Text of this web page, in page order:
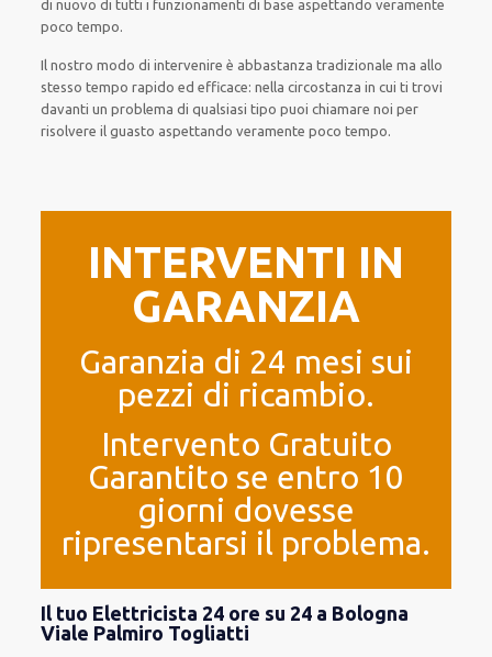
di nuovodi tutti i funzionamenti di base aspettando veramente
poco tempo.
Il nostro modo di intervenire è abbastanza tradizionale ma allo
stesso tempo rapido ed efficace: nella circostanza in cuiti trovi
davantiun problema di qualsiasi tipo puoi chiamare noi per
risolvere ilguasto aspettando veramente poco tempo.
INTERVENTI IN
GARANZIA
Garanzia di 24 mesi sui
pezzi di ricambio.
Intervento Gratuito
Garantito se entro 10
giorni dovesse
ripresentarsi il problema.
Il tuo Elettricista 24 ore su 24 a Bologna
Viale Palmiro Togliatti